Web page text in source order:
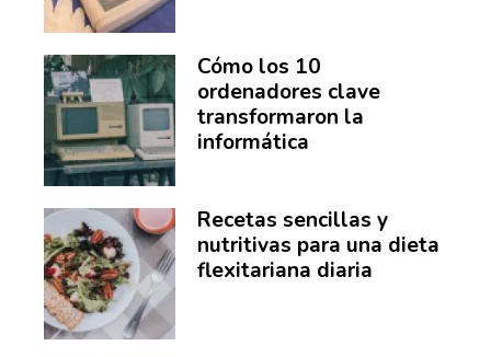
Cómo los 10
ordenadores clave
transformaron la
informática
Recetas sencillas y
nutritivas para una dieta
flexitariana diaria